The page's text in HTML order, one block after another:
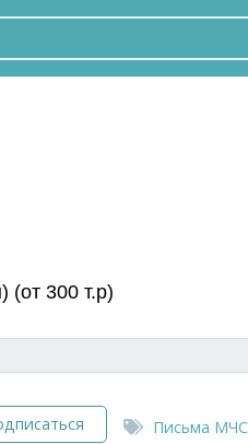
(от 300 т.р)
Письма МЧС